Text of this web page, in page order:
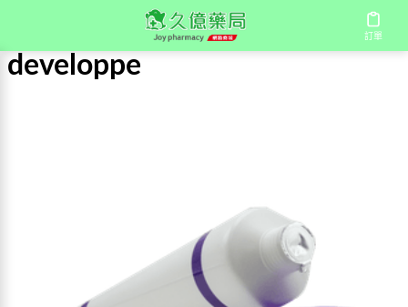
訂單
developpe